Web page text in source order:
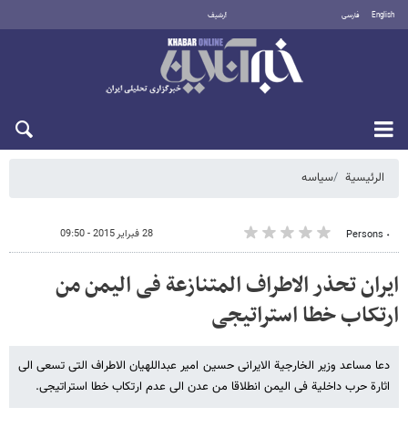
English فارسی أرشيف
الرئيسية سیاسه
٠ Persons 28 فبراير 2015 - 09:50
ایران تحذر الاطراف المتنازعة فی الیمن من
ارتکاب خطا استراتیجی
دعا مساعد وزیر الخارجیة الایرانی حسین امیر عبداللهیان الاطراف التی تسعی الی
اثارة حرب داخلیة فی الیمن انطلاقا من عدن الی عدم ارتکاب خطا استراتیجی.